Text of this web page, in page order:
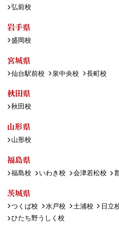
弘前校
岩手県
盛岡校
宮城県
仙台駅前校 泉中央校 長町校
秋田県
秋田校
山形県
山形校
福島県
福島校 いわき校 会津若松校
茨城県
つくば校 水戸校 土浦校 日立
ひたち野うしく校